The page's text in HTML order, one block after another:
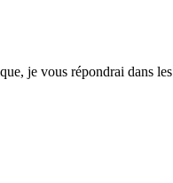
je vous répondrai dans